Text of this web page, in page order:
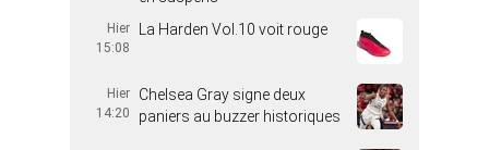
Hier
15:08
La Harden Vol.10 voit rouge
Hier
14:20
Chelsea Gray signe deux
paniers au buzzer historiques